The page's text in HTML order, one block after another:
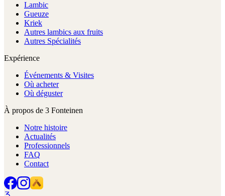
Lambic
Gueuze
Kriek
Autres lambics aux fruits
Autres Spécialités
Expérience
Événements & Visites
Où acheter
Où déguster
À propos de 3 Fonteinen
Notre histoire
Actualités
Professionnels
FAQ
Contact